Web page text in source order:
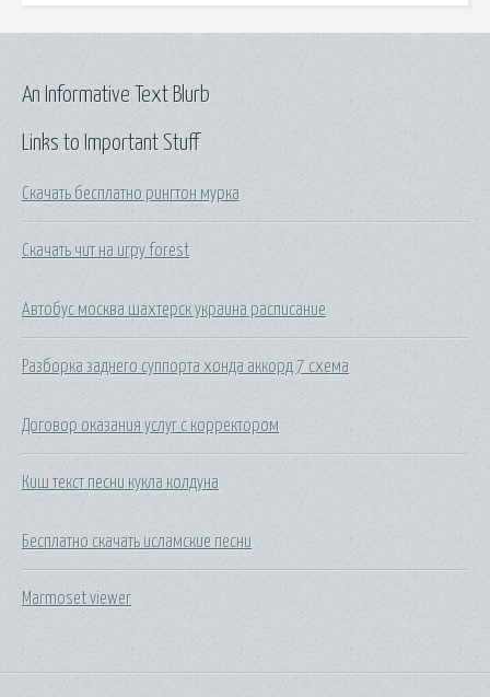
Links to Important Stuff
Скачать бесплатно рингтон мурка
Скачать чит на игру forest
Автобус москва шахтерск украина расписание
Разборка заднего суппорта хонда аккорд 7 схема
Договор оказания услуг с корректором
Киш текст песни кукла колдуна
Бесплатно скачать исламские песни
Marmoset viewer
An Informative Text Blurb